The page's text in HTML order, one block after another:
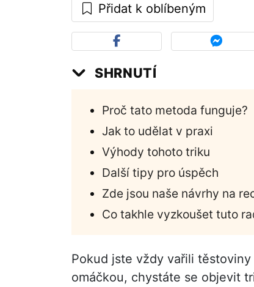
Přidat k oblíbeným
SHRNUTÍ
Proč tato metoda funguje?
Jak to udělat v praxi
Výhody tohoto triku
Další tipy pro úspěch
Zde jsou naše návrhy na
Co takhle vyzkoušet tuto
Pokud jste vždy vařili
omáčkou, chystáte se objevit